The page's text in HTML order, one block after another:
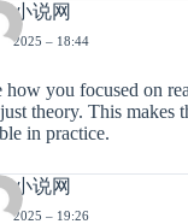
小说网
2025 – 18:44
how you focused on
theory. This makes
in practice.
小说网
2025 – 19:26